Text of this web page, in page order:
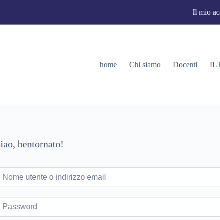
Il mio
home Chi siamo Docenti IL
bentornato!